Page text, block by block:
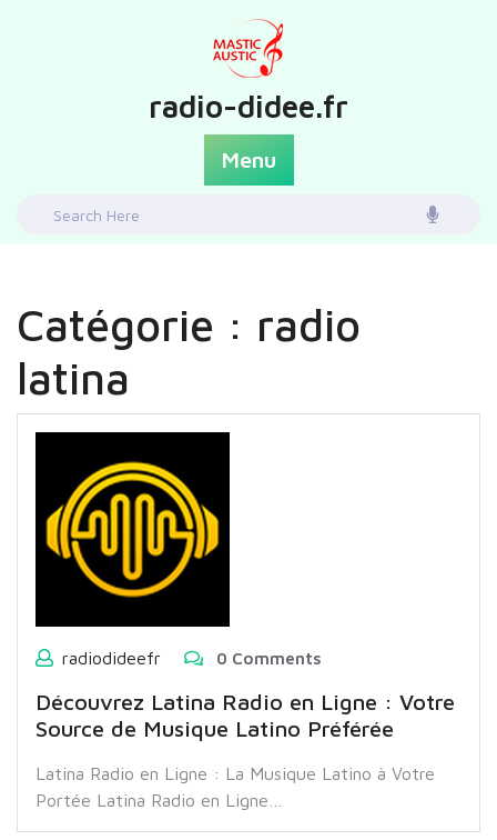
radio-didee.fr
Menu
Search
Catégorie : radio
latina
radiodideefr 0 Comments
Découvrez Latina Radio en Ligne : Votre
Source de Musique Latino Préférée
Latina Radio en Ligne : La Musique Latino à Votre
Portée Latina Radio en Ligne…